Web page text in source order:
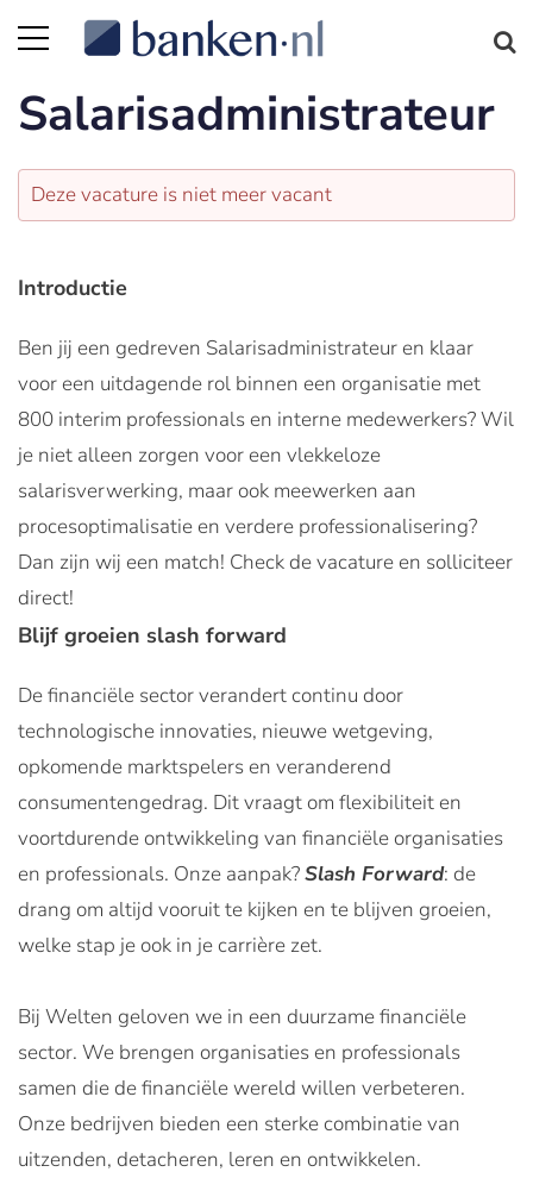
Salarisadministrateur
Deze vacature is niet meer vacant
Introductie
Ben jij een gedreven Salarisadministrateur en klaar
voor een uitdagende rol binnen een organisatie met
800 interim professionals en interne medewerkers? Wil
je niet alleen zorgen voor een vlekkeloze
salarisverwerking, maar ook meewerken aan
procesoptimalisatie en verdere professionalisering?
Dan zijn wij een match! Check de vacature en solliciteer
direct!
Blijf groeien slash forward
De financiële sector verandert continu door
technologische innovaties, nieuwe wetgeving,
opkomende marktspelers en veranderend
consumentengedrag. Dit vraagt om flexibiliteit en
voortdurende ontwikkeling van financiële organisaties
en professionals. Onze aanpak?Slash Forward: de
drang om altijd vooruit te kijken en te blijven groeien,
welke stap je ook in je carrière zet.
Bij Welten geloven we in een duurzame financiële
sector. We brengen organisaties en professionals
samen die de financiële wereld willen verbeteren.
Onze bedrijven bieden een sterke combinatie van
uitzenden, detacheren, leren en ontwikkelen.